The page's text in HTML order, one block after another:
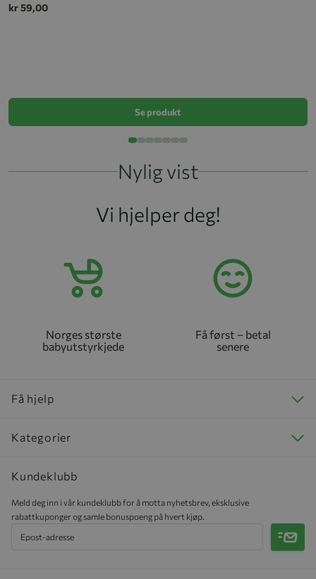
kr 59,00
Se produkt
Nylig vist
Vi hjelper deg!
Norges største
babyutstyrkjede
Få først – betal
senere
Få hjelp
Kategorier
Kundeklubb
Meld deg inn i vår kundeklubb for å motta nyhetsbrev, eksklusive
rabattkuponger og samle bonuspoeng på hvert kjøp.
Meld